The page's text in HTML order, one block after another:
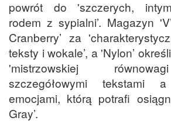
powrót do 'szczerych,
rodem z sypialni’. Magazyn
Cranberry’ za
teksty i wokale’, a 'Nylon’
'mistrzowskiej
szczegółowymi tekstami a
emocjami, którą potrafi
Gray’.